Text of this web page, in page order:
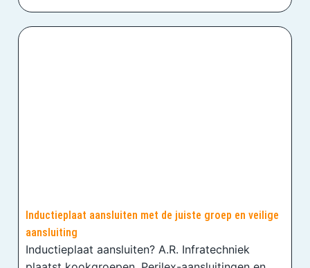
Inductieplaat aansluiten met de juiste groep en veilige
aansluiting
Inductieplaat aansluiten? A.R. Infratechniek